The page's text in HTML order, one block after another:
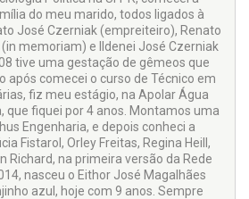
do meu marido, todos ligados à
José Czerniak (empreiteiro), Renato
memoriam) e Ildenei José Czerniak
tive uma gestação de gêmeos que
após comecei o curso de Técnico em
fiz meu estágio, na Apolar Água
que fiquei por 4 anos. Montamos uma
Engenharia, e depois conheci a
Fistarol, Orley Freitas, Regina Heill,
Richard, na primeira versão da Rede
nasceu o Eithor José Magalhães
azul, hoje com 9 anos. Sempre